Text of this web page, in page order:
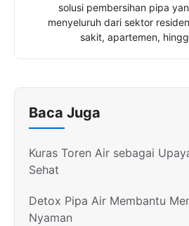
solusi pembersihan pipa
menyeluruh dari sektor
sakit, apartemen,
Baca Juga
Kuras Toren Air sebagai
Sehat
Detox Pipa Air Membantu
Nyaman